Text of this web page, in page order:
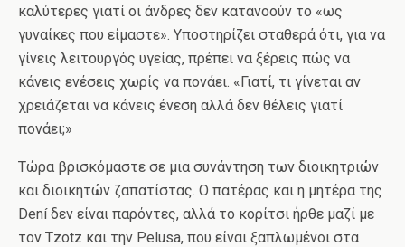
καλύτερες γιατί οι άνδρες δεν κατανοούν το «ως
γυναίκες που είμαστε». Υποστηρίζει σταθερά ότι, για να
γίνεις λειτουργός υγείας, πρέπει να ξέρεις πώς να
κάνεις ενέσεις χωρίς να πονάει. «Γιατί, τι γίνεται αν
χρειάζεται να κάνεις ένεση αλλά δεν θέλεις γιατί
πονάει;»
Τώρα βρισκόμαστε σε μια συνάντηση των διοικητριών
και διοικητών ζαπατίστας. Ο πατέρας και η μητέρα της
Dení δεν είναι παρόντες, αλλά το κορίτσι ήρθε μαζί με
τον Tzotz και την Pelusa, που είναι ξαπλωμένοι στα